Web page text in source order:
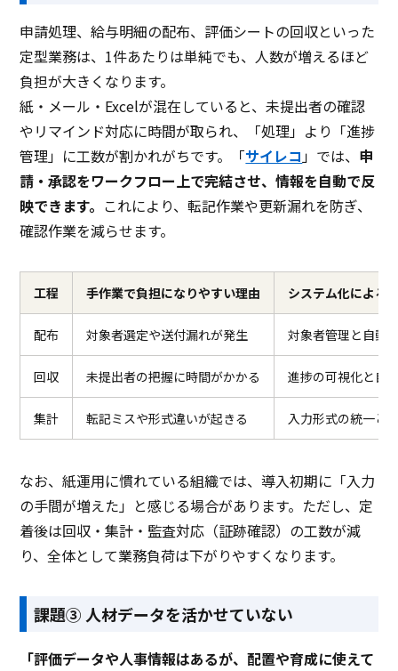
申請処理、給与明細の配布、評価シートの回収といった
定型業務は、1件あたりは単純でも、人数が増えるほど
負担が大きくなります。
紙・メール・Excelが混在していると、未提出者の確認
やリマインド対応に時間が取られ、「処理」より「進捗
管理」に工数が割かれがちです。「サイレコ 」では、 申
請・承認をワークフロー上で完結させ、情報を自動で反
映できます。 これにより、転記作業や更新漏れを防ぎ、
確認作業を減らせます。
工程 手作業で負担になりやすい理由 システム化による
配布 対象者選定や送付漏れが発生 対象者管理と自動
回収 未提出者の把握に時間がかかる 進捗の可視化と自
集計 転記ミスや形式違いが起きる 入力形式の統一と
なお、紙運用に慣れている組織では、導入初期に「入力
の手間が増えた」と感じる場合があります。ただし、定
着後は回収・集計・監査対応（証跡確認）の工数が減
り、全体として業務負荷は下がりやすくなります。
課題③ 人材データを活かせていない
「評価データや人事情報はあるが、配置や育成に使えて